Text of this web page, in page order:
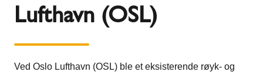
Lufthavn (OSL)
Ved Oslo Lufthavn (OSL) ble et eksisterende røyk- og